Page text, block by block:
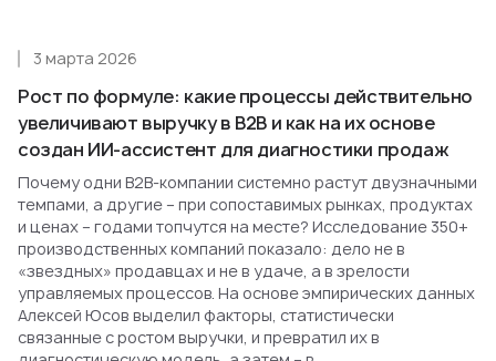
Рост по формуле: какие процессы действительно
увеличивают выручку в B2B и как на их основе
создан ИИ-ассистент для диагностики продаж
3 марта 2026
Почему одни B2B-компании системно растут двузначными
темпами, а другие – при сопоставимых рынках, продуктах
и ценах – годами топчутся на месте? Исследование 350+
производственных компаний показало: дело не в
«звездных» продавцах и не в удаче, а в зрелости
управляемых процессов. На основе эмпирических данных
Алексей Юсов выделил факторы, статистически
связанные с ростом выручки, и превратил их в